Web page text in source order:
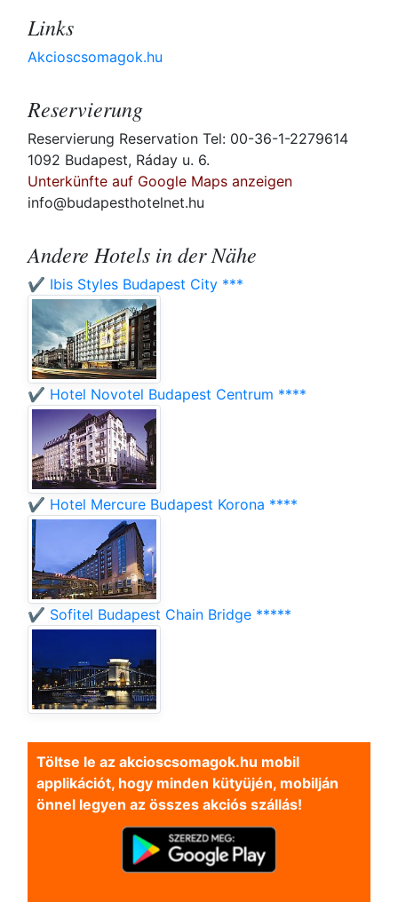
Links
Akcioscsomagok.hu
Reservierung
Reservierung Reservation Tel: 00-36-1-2279614
1092 Budapest, Ráday u. 6.
Unterkünfte auf Google Maps anzeigen
info@budapesthotelnet.hu
Andere Hotels in der Nähe
✔️ Ibis Styles Budapest City ***
✔️ Hotel Novotel Budapest Centrum ****
✔️ Hotel Mercure Budapest Korona ****
✔️ Sofitel Budapest Chain Bridge *****
Töltse le az akcioscsomagok.hu mobil
applikációt, hogy minden kütyüjén, mobilján
önnel legyen az összes akciós szállás!